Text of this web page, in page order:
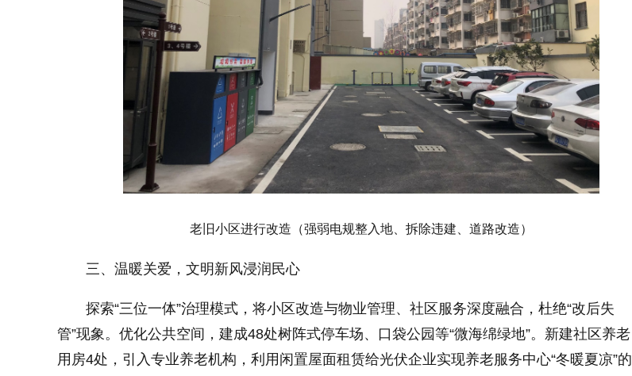
老旧小区进行改造（强弱电规整入地、拆除违建、道路改造）
三、温暖关爱，文明新风浸润民心
探索“三位一体”治理模式，将小区改造与物业管理、社区服务深度融合，杜绝“改后失
管”现象。优化公共空间，建成48处树阵式停车场、口袋公园等“微海绵绿地”。新建社区养老
用房4处，引入专业养老机构，利用闲置屋面租赁给光伏企业实现养老服务中心“冬暖夏凉”的